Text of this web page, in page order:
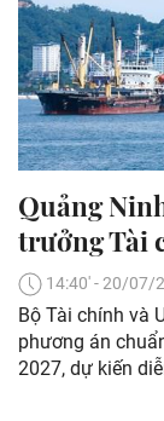
Quảng
trưởng Tài
14:40' - 20/07/
Bộ Tài chính và
phương án
2027, dự kiến